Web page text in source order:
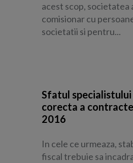
acest scop,
comisionar cu
societatii si pentru...
Sfatul specialistului
corecta a
2016
In cele ce urmeaza,
fiscal trebuie sa